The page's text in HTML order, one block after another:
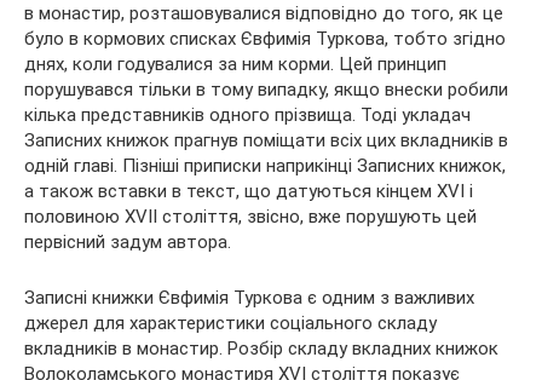
в монастир, розташовувалися відповідно до того, як це
було в кормових списках Євфимія Туркова, тобто згідно
днях, коли годувалися за ним корми. Цей принцип
порушувався тільки в тому випадку, якщо внески робили
кілька представників одного прізвища. Тоді укладач
Записних книжок прагнув поміщати всіх цих вкладників в
одній главі. Пізніші приписки наприкінці Записних книжок,
а також вставки в текст, що датуються кінцем XVI і
половиною XVII століття, звісно, вже порушують цей
первісний задум автора.
Записні книжки Євфимія Туркова є одним з важливих
джерел для характеристики соціального складу
вкладників в монастир. Розбір складу вкладних книжок
Волоколамського монастиря XVI століття показує